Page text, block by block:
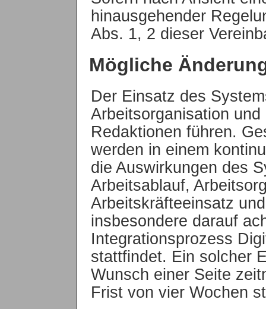
hinausgehender
Abs. 1, 2 dieser
Mögliche
Der Einsatz des
Arbeitsorganisation
Redaktionen führen.
werden in einem
die Auswirkungen des
Arbeitsablauf,
Arbeitskräfteeinsatz
insbesondere darauf
Integrationsprozess
stattfindet. Ein solcher
Wunsch einer Seite
Frist von vier Wochen